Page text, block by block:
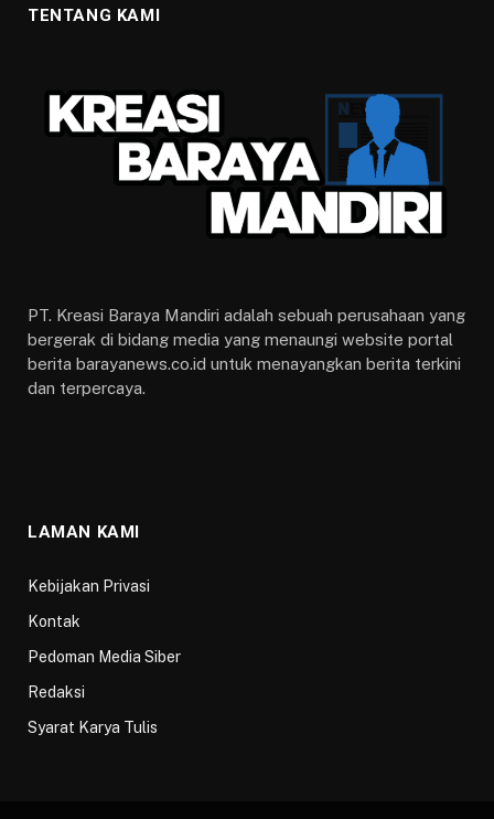
TENTANG KAMI
PT. Kreasi Baraya Mandiri adalah sebuah perusahaan yang
bergerak di bidang media yang menaungi website portal
berita barayanews.co.id untuk menayangkan berita terkini
dan terpercaya.
LAMAN KAMI
Kebijakan Privasi
Kontak
Pedoman Media Siber
Redaksi
Syarat Karya Tulis